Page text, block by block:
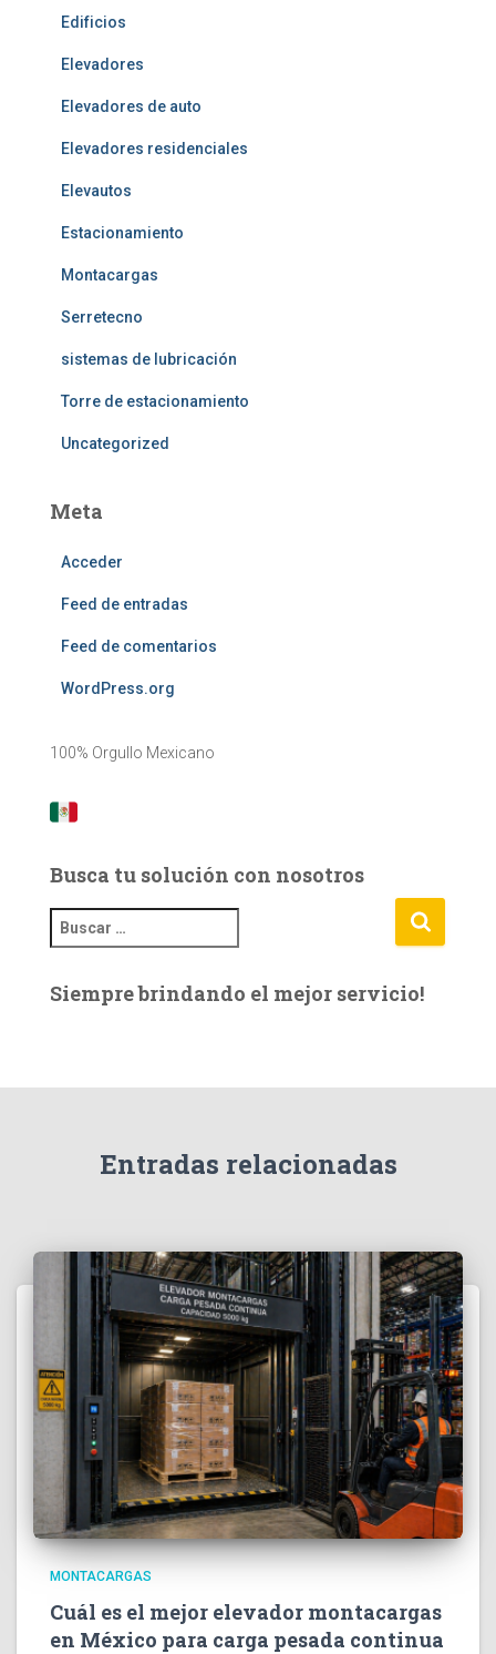
Edificios
Elevadores
Elevadores de auto
Elevadores residenciales
Elevautos
Estacionamiento
Montacargas
Serretecno
sistemas de lubricación
Torre de estacionamiento
Uncategorized
Meta
Acceder
Feed de entradas
Feed de comentarios
WordPress.org
100% Orgullo Mexicano
Busca tu solución con nosotros
u
c
Siempre brindando el mejor servicio!
Entradas relacionadas
MONTACARGAS
Cuál es el mejor elevador montacargas
en México para carga pesada continua